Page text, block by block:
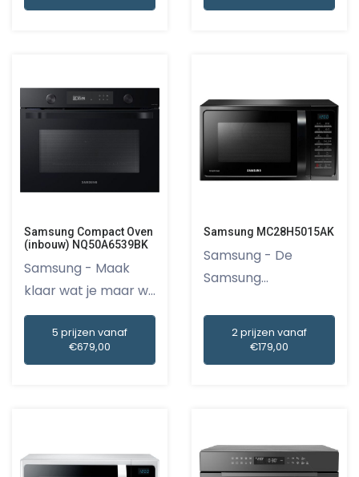
Samsung Compact Oven
(inbouw) NQ50A6539BK
Samsung - Maak
klaar wat je maar wil
met de...
5 prijzen vanaf
€679,00
Samsung MC28H5015AK
Samsung - De
Samsung
magnetron...
2 prijzen vanaf
€179,00